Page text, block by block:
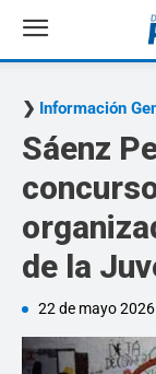
Información
Sáenz
de la
22 de mayo 2026